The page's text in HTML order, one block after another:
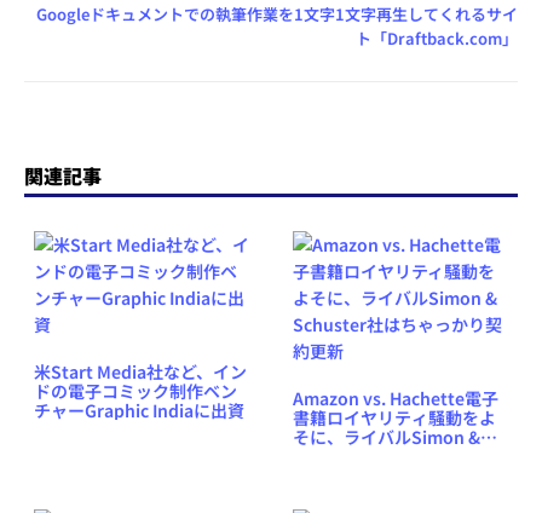
Googleドキュメントでの執筆作業を1文字1文字再生してくれるサイ
ト「Draftback.com」
関連記事
米Start Media社など、イン
ドの電子コミック制作ベン
チャーGraphic Indiaに出資
Amazon vs. Hachette電子
書籍ロイヤリティ騒動をよ
そに、ライバルSimon &